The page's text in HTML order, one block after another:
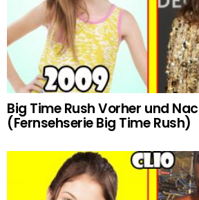
Big Time Rush Vorher und
(Fernsehserie Big Time Rush)